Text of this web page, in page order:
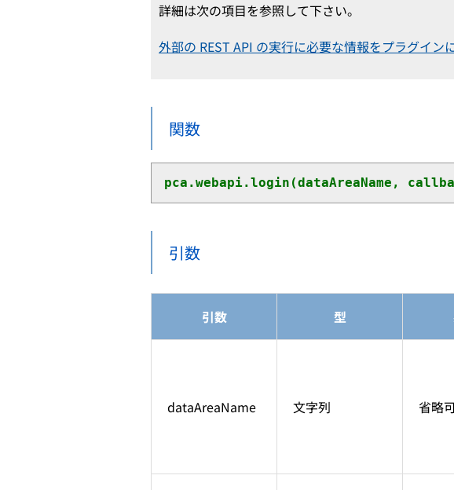
詳細は次の項目を参照して下さい。
外部の REST API の実行に必要な情報をプラグイン
関数
pca.webapi.login(dataAreaName,
引数
引数 型
dataAreaName 文字列 省略